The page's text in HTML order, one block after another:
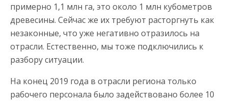
примерно 1,1 млн га, это около 1 млн кубометров
древесины. Сейчас же их требуют расторгнуть как
незаконные, что уже негативно отразилось на
отрасли. Естественно, мы тоже подключились к
разбору ситуации.
На конец 2019 года в отрасли региона только
рабочего персонала было задействовано более 10